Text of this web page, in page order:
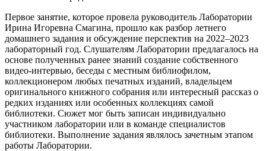
Первое занятие, которое провела руководитель Лаборатории
Ирина Игоревна Смагина, прошло как разбор летнего
домашнего задания и обсуждение перспектив на 2022–2023
лабораторный год. Слушателям Лаборатории предлагалось на
основе полученных ранее знаний создание собственного
видео-интервью, беседы с местным библиофилом,
коллекционером любых печатных изданий, владельцем
оригинального книжного собрания или интересный рассказ о
редких изданиях или особенных коллекциях самой
библиотеки. Сюжет мог быть записан индивидуально
участником лаборатории или в команде специалистов
библиотеки. Выполнение задания являлось зачетным этапом
работы Лаборатории.